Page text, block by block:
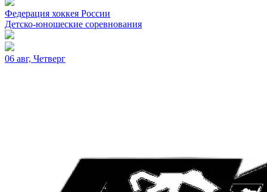
Федерация хоккея России
Детско-юношеские соревнования
06 авг, Четверг